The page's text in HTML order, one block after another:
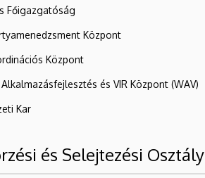
Főigazgatóság
Központ
Központ
és VIR Központ (WAV)
Kar
és Selejtezési Osztály